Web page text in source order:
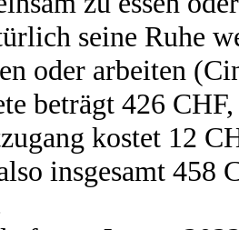
seine Ruhe
oder arbeiten
beträgt 426
kostet 12
insgesamt 458